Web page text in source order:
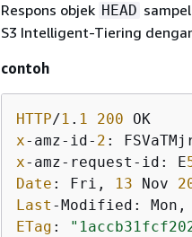
Respons objek HEAD
S3 Intelligent-Tiering
contoh
HTTP/1 . 1 200
x-amz-id- 2 :
x-amz-request-id: E
Date : Fri, 13 Nov
Last -Modified: Mon,
ETag :